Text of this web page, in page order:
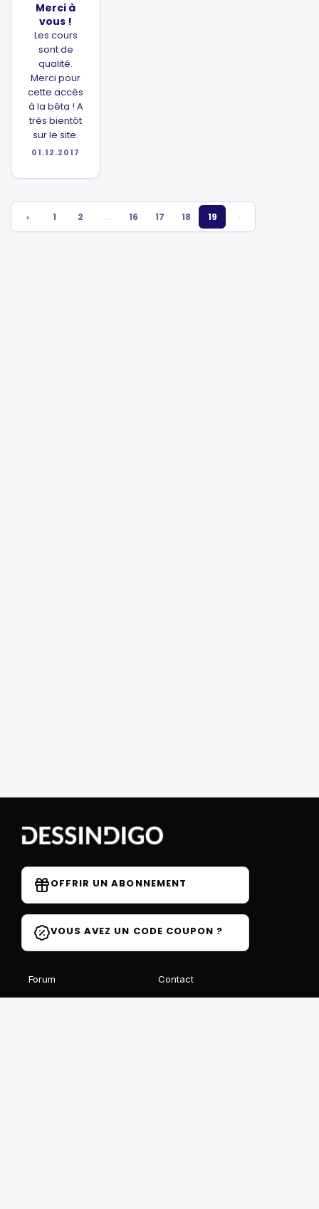
Merci à
vous !
Les cours
sont de
qualité.
Merci pour
cette accès
à la bêta ! A
très bientôt
sur le site.
01.12.2017
‹ 1 2 ... 16 17 18 19 ›
OFFRIR UN ABONNEMENT
VOUS AVEZ UN CODE COUPON ?
Forum Contact